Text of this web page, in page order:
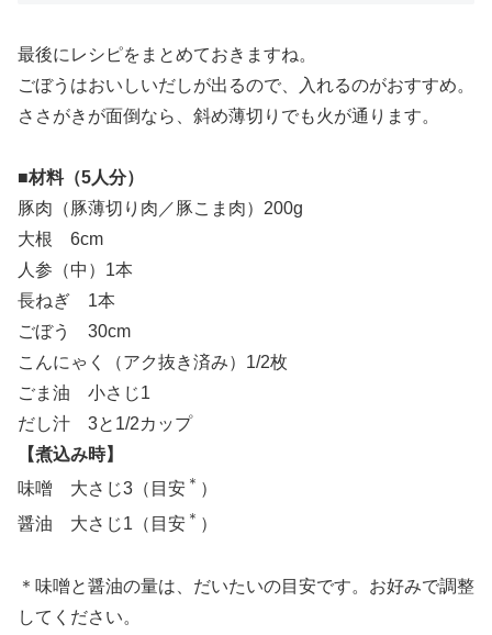
最後にレシピをまとめておきますね。
ごぼうはおいしいだしが出るので、入れるのがおすすめ。
ささがきが面倒なら、斜め薄切りでも火が通ります。
■材料（5人分）
豚肉（豚薄切り肉／豚こま肉）200g
大根 6cm
人参（中）1本
長ねぎ 1本
ごぼう 30cm
こんにゃく（アク抜き済み）1/2枚
ごま油 小さじ1
だし汁 3と1/2カップ
【煮込み時】
味噌 大さじ3（目安 ＊ ）
醤油 大さじ1（目安 ＊ ）
＊味噌と醤油の量は、だいたいの目安です。お好みで調整
してください。